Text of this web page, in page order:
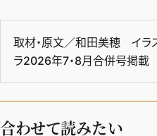
取材・原文／和田美穂 イ
ラ2026年7・8月合併号掲載
合わせて読みたい